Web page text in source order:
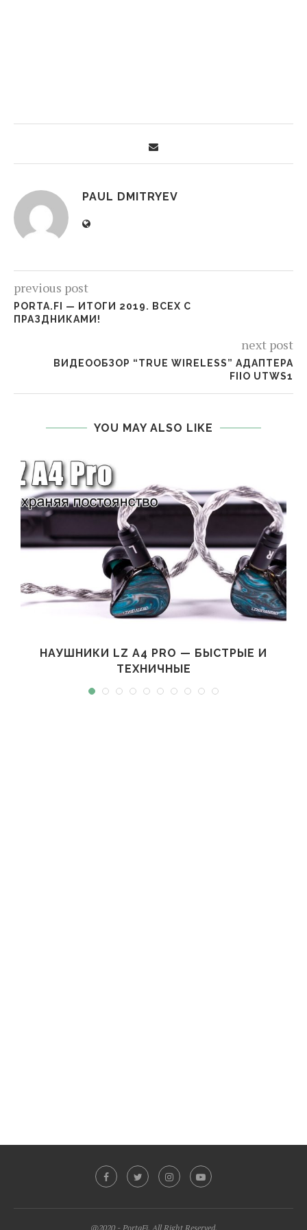
PAUL DMITRYEV
previous post
PORTA.FI — ИТОГИ 2019. ВСЕХ С
ПРАЗДНИКАМИ!
next post
ВИДЕООБЗОР “TRUE WIRELESS” АДАПТЕРА
FIIO UTWS1
YOU MAY ALSO LIKE
НАУШНИКИ LZ A4 PRO — БЫСТРЫЕ И
ТЕХНИЧНЫЕ
@2020 - PortaFi. All Right Reserved.